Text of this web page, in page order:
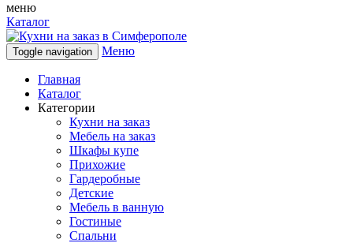
меню
Каталог
Toggle navigation Меню
Главная
Каталог
Категории
Кухни на заказ
Мебель на заказ
Шкафы купе
Прихожие
Гардеробные
Детские
Мебель в ванную
Гостиные
Спальни